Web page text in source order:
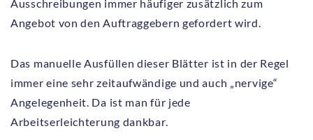
Ausschreibungen immer häufiger zusätzlich zum
Angebot von den Auftraggebern gefordert wird.
Das manuelle Ausfüllen dieser Blätter ist in der Regel
immer eine sehr zeitaufwändige und auch „nervige“
Angelegenheit. Da ist man für jede
Arbeitserleichterung dankbar.